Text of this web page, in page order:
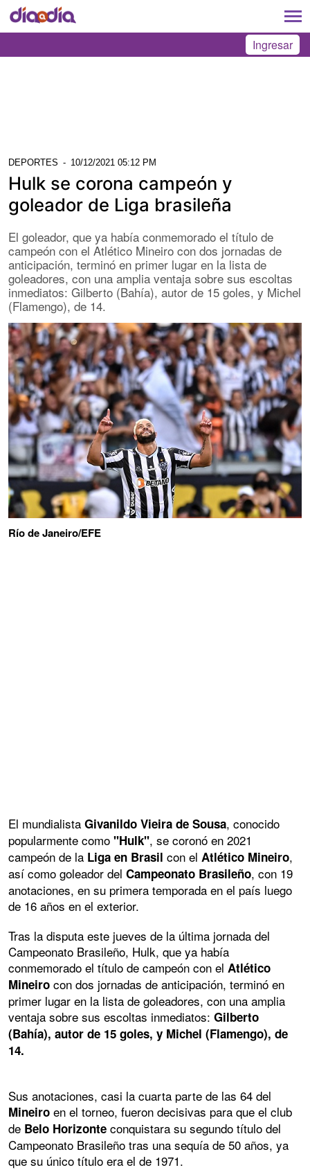
Ingresar
DEPORTES - 10/12/2021 05:12 PM
Hulk se corona campeón y
goleador de Liga brasileña
El goleador, que ya había conmemorado el título de
campeón con el Atlético Mineiro con dos jornadas de
anticipación, terminó en primer lugar en la lista de
goleadores, con una amplia ventaja sobre sus escoltas
inmediatos: Gilberto (Bahía), autor de 15 goles, y Michel
(Flamengo), de 14.
Río de Janeiro/EFE
El mundialista Givanildo Vieira de Sousa, conocido
popularmente como "Hulk", se coronó en 2021
campeón de la Liga en Brasil con el Atlético Mineiro,
así como goleador del Campeonato Brasileño, con 19
anotaciones, en su primera temporada en el país luego
de 16 años en el exterior.
Tras la disputa este jueves de la última jornada del
Campeonato Brasileño, Hulk, que ya había
conmemorado el título de campeón con el Atlético
Mineiro con dos jornadas de anticipación, terminó en
primer lugar en la lista de goleadores, con una amplia
ventaja sobre sus escoltas inmediatos: Gilberto
(Bahía), autor de 15 goles, y Michel (Flamengo), de
14.
Sus anotaciones, casi la cuarta parte de las 64 del
Mineiro en el torneo, fueron decisivas para que el club
de Belo Horizonte conquistara su segundo título del
Campeonato Brasileño tras una sequía de 50 años, ya
que su único título era el de 1971.